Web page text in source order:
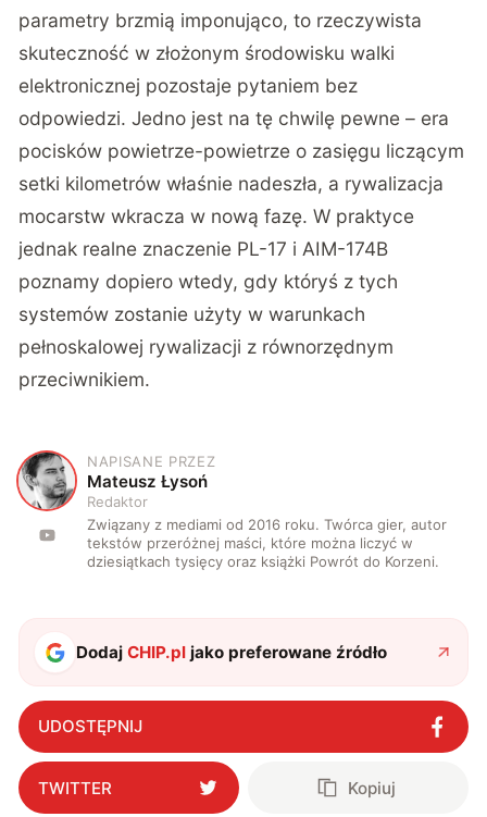
parametry brzmią imponująco, to rzeczywista
skuteczność w złożonym środowisku walki
elektronicznej pozostaje pytaniem bez
odpowiedzi. Jedno jest na tę chwilę pewne – era
pocisków powietrze-powietrze o zasięgu liczącym
setki kilometrów właśnie nadeszła, a rywalizacja
mocarstw wkracza w nową fazę. W praktyce
jednak realne znaczenie PL-17 i AIM-174B
poznamy dopiero wtedy, gdy któryś z tych
systemów zostanie użyty w warunkach
pełnoskalowej rywalizacji z równorzędnym
przeciwnikiem.
M
NAPISANE PRZEZ
Mateusz Łysoń
Redaktor
Związany z mediami od 2016 roku. Twórca gier, autor
tekstów przeróżnej maści, które można liczyć w
dziesiątkach tysięcy oraz książki Powrót do Korzeni.
DodajCHIP.pl jako preferowane źródło
UDOSTĘPNIJ
TWITTER Kopiuj